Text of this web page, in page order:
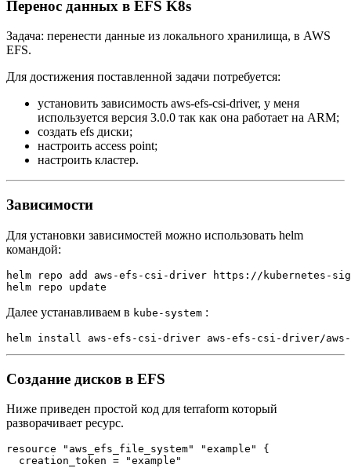
Перенос данных в EFS K8s
Задача: перенести данные из локального хранилища, в AWS
EFS.
Для достижения поставленной задачи потребуется:
установить зависимость aws-efs-csi-driver, у меня
используется версия 3.0.0 так как она работает на ARM;
создать efs диски;
настроить access point;
настроить кластер.
Зависимости
Для установки зависимостей можно использовать helm
командой:
helm repo add aws-efs-csi-driver https://kubernetes-
Далее устанавливаем в kube-system :
Создание дисков в EFS
Ниже приведен простой код для terraform который
разворачивает ресурс.
resource "aws_efs_file_system" "example" {
  creation_token = "example"